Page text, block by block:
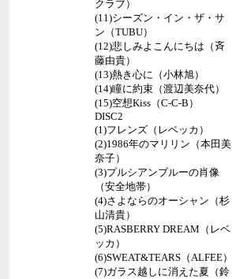
クラブ）
(11)シーズン・イン・ザ・サ
ン（TUBU）
(12)悲しみよこんにちは（斉
藤由貴）
(13)熱き心に（小林旭）
(14)瞳に約束（渡辺美奈代）
(15)空想Kiss（C-C-B）
DISC2
(1)フレンズ（レベッカ）
(2)1986年のマリリン（本田美
奈子）
(3)プルシアンブルーの肖像
（安全地帯）
(4)さよならのオーシャン（杉
山清貴）
(5)RASBERRY DREAM（レベ
ッカ）
(6)SWEAT&TEARS（ALFEE）
(7)ガラス越しに消えた夏（鈴